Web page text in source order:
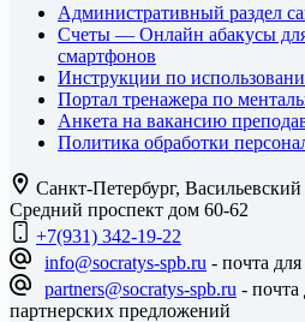
Административный раздел
Счеты — Онлайн абакусы
смартфонов
Инструкции по
Портал тренажера по
Анкета на вакансию
Политика обработки
Санкт-Петербург, Васильевский
Средний проспект дом 60-62
+7(931) 342-19-22
info@socratys-spb.ru - почта
partners@socratys-spb.ru - почта
партнерских предложений